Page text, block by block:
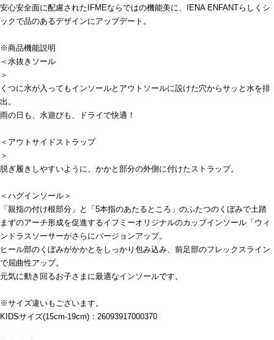
安心安全面に配慮されたIFMEならではの機能美に、IENA ENFANTらしくシ
ックで品のあるデザインにアップデート。
※商品機能説明
＜水抜きソール
＞
くつに水が入ってもインソールとアウトソールに設けた穴からサッと水を排
出。
雨の日も、水遊びも、ドライで快適！
＜アウトサイドストラップ
脱ぎ履きしやすいように、かかと部分の外側に付けたストラップ。
＜ハグインソール＞
「親指の付け根部分」と「5本指のあたるところ」のふたつのくぼみで土踏
まずのアーチ形成を促進するイフミーオリジナルのカップインソール「ウィ
ンドラスソーサーがさらにバージョンアップ。
ヒール部のくぼみがかかとをしっかり包み込み、前足部のフレックスライン
で屈曲性アップ。
元気に動き回るお子さまに最適なインソールです。
※サイズ違いもございます。
KIDSサイズ(15cm-19cm)：26093917000370